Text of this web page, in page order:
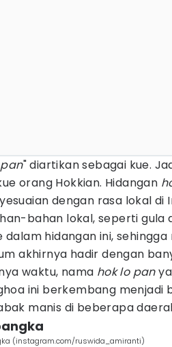
pan" diartikan sebagai kue.
orang Hokkian. Hidangan
dengan rasa lokal di
bahan lokal, seperti gula
hidangan ini,
akhirnya hadir dengan
waktu, nama hok lo pan
ini berkembang menjadi
manis di beberapa
(instagram.com/ruswida_amiranti)